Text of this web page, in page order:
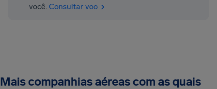
você. Consultar voo
Mais companhias aéreas com as quais